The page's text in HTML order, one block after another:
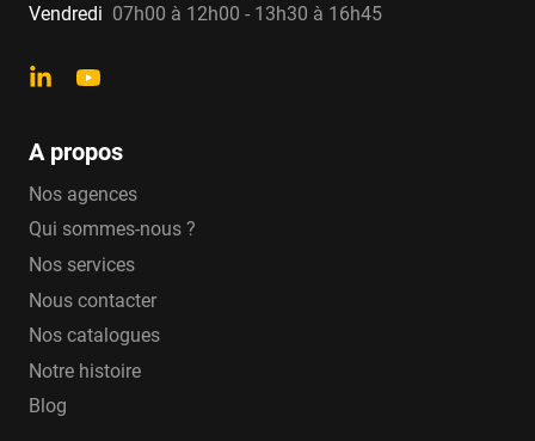
Vendredi 07h00 à 12h00 - 13h30 à 16h45
A propos
Nos agences
Qui sommes-nous ?
Nos services
Nous contacter
Nos catalogues
Notre histoire
Blog